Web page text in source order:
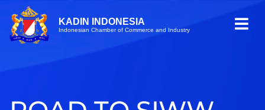
KADIN INDONESIA
Indonesian Chamber of Commerce and Industry